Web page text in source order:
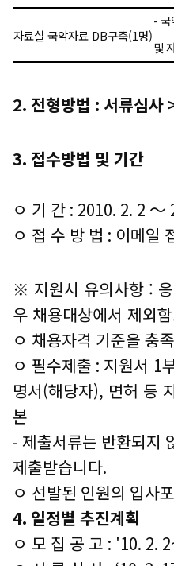
자료실 국악자료 DB구축(1명)
- 국
및
2. 전형방법 : 서류심사
3. 접수방
ㅇ 기 간 : 2010. 2. 2
ㅇ 접 수 방 법 : 이메
※ 지원시 유의사항 :
우 채용대상에서 제외
ㅇ 채용자격 기준을 충
ㅇ 필수제출 : 지원서 1
명서(해당자), 면허 등
본
- 제출서류는 반환되지
제출받습니다.
ㅇ 선발된 인원의 입사
4. 일정별 추진계획
ㅇ 모 집 공 고 : '10. 2.